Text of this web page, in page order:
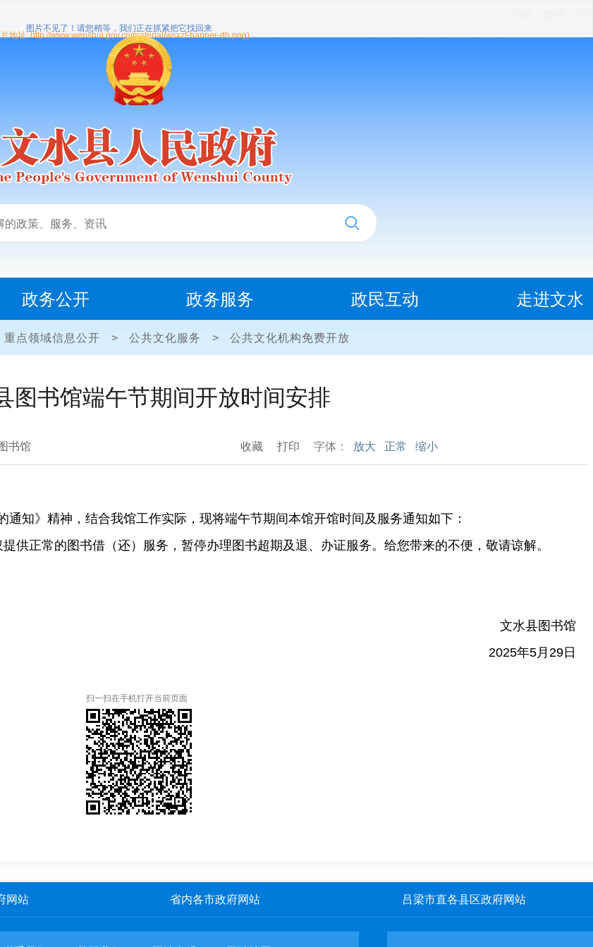
政务公开 政务服务 政民互动 走进文水
重点领域信息公开 > 公共文化服务 > 公共文化机构免费开放
图书馆端午节期间开放时间安排
书馆 收藏 打印 字体： 放大 正常 缩小
知》精神，结合我馆工作实际，现将端午节期间本馆开馆时间及服务通知如下：
供正常的图书借（还）服务，暂停办理图书超期及退、办证服务。给您带来的不便，敬请谅解。
文水县图书馆
2025年5月29日
扫一扫在手机打开当前页面
网站 省内各市政府网站 吕梁市直各县区政府网站